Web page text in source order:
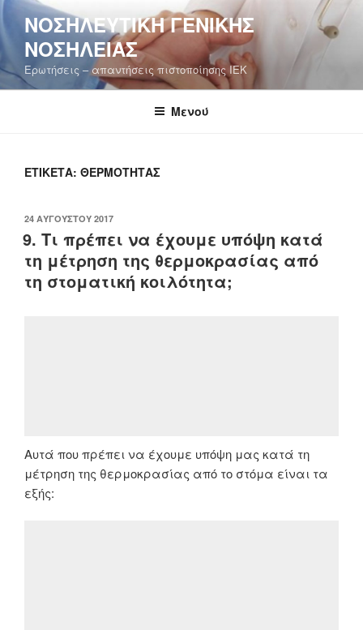
Μετάβαση
στο
περιεχόμενο
ΝΟΣΗΛΕΥΤΙΚΉ ΓΕΝΙΚΉΣ
ΝΟΣΗΛΕΊΑΣ
Ερωτήσεις – απαντήσεις πιστοποίησης ΙΕΚ
Μενού
ΕΤΙΚΈΤΑ: ΘΕΡΜΌΤΗΤΑΣ
ΔΗΜΟΣΙΕΎΤΗΚΕ
ΣΤΙΣ
24 ΑΥΓΟΎΣΤΟΥ 2017
9. Τι πρέπει να έχουμε υπόψη κατά
τη μέτρηση της θερμοκρασίας από
τη στοματική κοιλότητα;
Αυτά που πρέπει να έχουμε υπόψη μας κατά τη
μέτρηση της θερμοκρασίας από το στόμα είναι τα
εξής: